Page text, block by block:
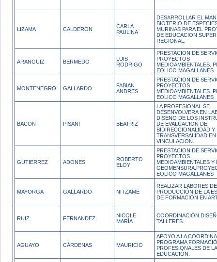
LIZAMA CALDERON
CARLA
PAULINA
DESARROLLAR EL
BIOTERIO DE
MURINAS PARA EL
DE EDUCACION
REGIONAL.
ARANGUIZ BERMEDO
LUIS
RODRIGO
PRESTACION DE
PROYECTOS
MEDIOAMBIENTALES.
EOLICO MAGALLANES
MONTENEGRO GALLARDO
FABIAN
ANDRES
PRESTACION DE
PROYECTOS
MEDIOAMBIENTALES.
EOLICO MAGALLANES
BACON PISANI BEATRIZ
LA PROFESIONAL SE
DESENVOLVERA EN
DISENO DE LOS
DE EVALUACION DE
BIDIRECCIONALIDAD Y
TRANSVERSALIDAD EN
VINCULACION.
GUTIERREZ ADONES
ROBERTO
ELOY
PRESTACION DE
PROYECTOS
MEDIOAMBIENTALES Y
EOLICO MAGALLANES
MAYORGA GALLARDO NITZAME
REALIZAR LABORES DE
PRODUCCIÓN DE LA
DE FORMACION EN
RUIZ FERNANDEZ
NICOLE
MARÍA
COORDINACIÓN
TALLERES.
AGUAYO CÁRDENAS MAURICIO
APOYO A LA
PROGRAMA
PROFESIONALES DE LA
EDUCACIÓN.